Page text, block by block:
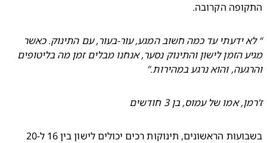
הקרובה.
“ לא ידעתי עד כמה חשוב המגע, עור-בעור, עם התינוק. כאשר
מגיע הזמן לישון והתינוק נסער, אנחנו מבלים זמן מה בליטופים
והוא נרגע במהירות.”
אמו של עמוס, בן 3 חודשים
בשבועות הראשונים, תינוקות רכים יכולים לישון בין 16 ל-20